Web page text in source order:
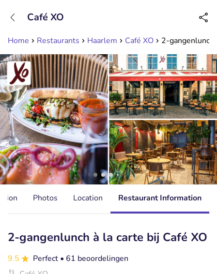
Available until 23:00
Home Restaurants Haarlem Café XO 2-gangenlunch
Café XO
Photos Location Restaurant Information
2-gangenlunch à la carte bij Café XO
9.5 Perfect • 61 beoordelingen